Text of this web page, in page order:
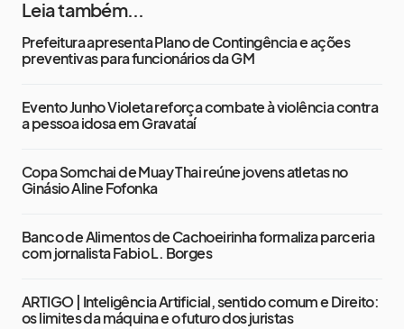
Leia também...
Prefeitura apresenta Plano de Contingência e ações
preventivas para funcionários da GM
Evento Junho Violeta reforça combate à violência contra
a pessoa idosa em Gravataí
Copa Somchai de Muay Thai reúne jovens atletas no
Ginásio Aline Fofonka
Banco de Alimentos de Cachoeirinha formaliza parceria
com jornalista Fabio L. Borges
ARTIGO | Inteligência Artificial, sentido comum e Direito:
os limites da máquina e o futuro dos juristas